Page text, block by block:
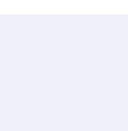
、「モバイルデータ」で